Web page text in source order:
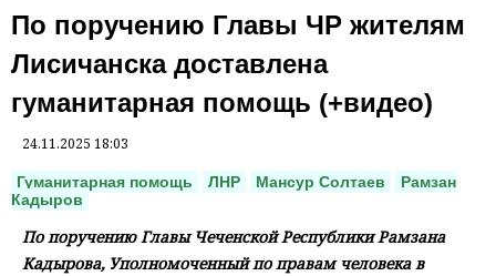
По поручению Главы ЧР жителям
Лисичанска доставлена
гуманитарная помощь (+видео)
24.11.2025 18:03
Гуманитарная помощь ЛНР Мансур Солтаев
Рамзан
Кадыров
По поручению Главы Чеченской Республики Рамзана
Кадырова, Уполномоченный по правам человека в